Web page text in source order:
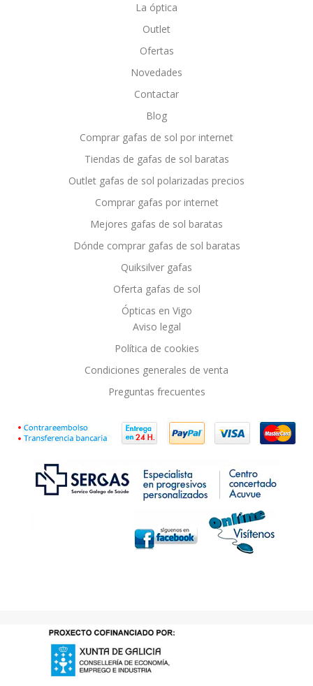
La óptica
Outlet
Ofertas
Novedades
Contactar
Blog
Comprar gafas de sol por internet
Tiendas de gafas de sol baratas
Outlet gafas de sol polarizadas precios
Comprar gafas por internet
Mejores gafas de sol baratas
Dónde comprar gafas de sol baratas
Quiksilver gafas
Oferta gafas de sol
Ópticas en Vigo
Aviso legal
Política de cookies
Condiciones generales de venta
Preguntas frecuentes